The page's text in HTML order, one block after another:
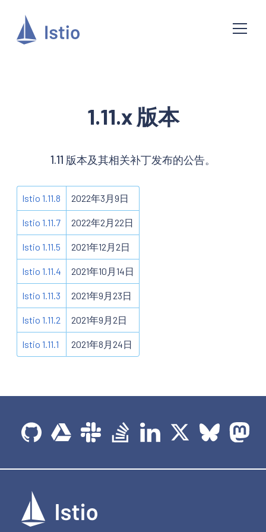
1.11.x 版本
1.11 版本及其相关补丁发布的公告。
Istio 1.11.8 2022年3月9日
Istio 1.11.7 2022年2月22日
Istio 1.11.5 2021年12月2日
Istio 1.11.4 2021年10月14日
Istio 1.11.3 2021年9月23日
Istio 1.11.2 2021年9月2日
Istio 1.11.1 2021年8月24日